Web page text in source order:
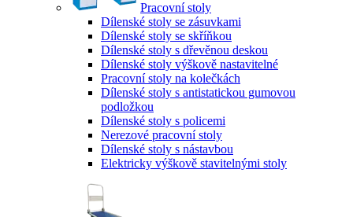
Pracovní stoly
Dílenské stoly se zásuvkami
Dílenské stoly se skříňkou
Dílenské stoly s dřevěnou deskou
Dílenské stoly výškově nastavitelné
Pracovní stoly na kolečkách
Dílenské stoly s antistatickou gumovou
podložkou
Dílenské stoly s policemi
Nerezové pracovní stoly
Dílenské stoly s nástavbou
Elektricky výškově stavitelnými stoly